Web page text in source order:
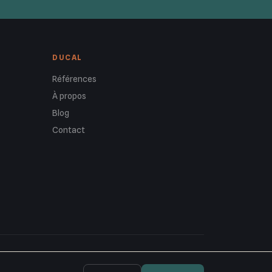
DUCAL
Références
À propos
Blog
Contact